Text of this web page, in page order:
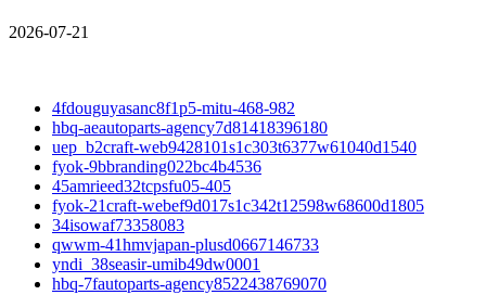
2026-07-21
4fdouguyasanc8f1p5-mitu-468-982
hbq-aeautoparts-agency7d81418396180
uep_b2craft-web9428101s1c303t6377w61040d1540
fyok-9bbranding022bc4b4536
45amrieed32tcpsfu05-405
fyok-21craft-webef9d017s1c342t12598w68600d1805
34isowaf73358083
qwwm-41hmvjapan-plusd0667146733
yndi_38seasir-umib49dw0001
hbq-7fautoparts-agency8522438769070